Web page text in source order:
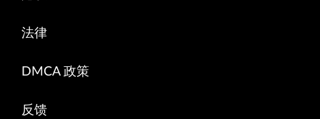
法律
DMCA 政策
反馈